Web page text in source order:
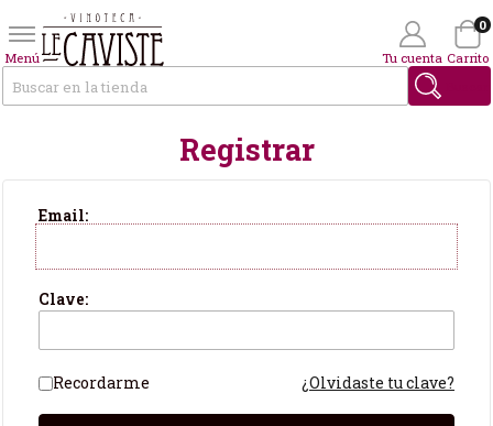
Menú Tu cuenta
Wishlist
Carrito
0
Registrar
Soy Cliente
Email:
Clave:
Recordarme ¿Olvidaste tu clave?